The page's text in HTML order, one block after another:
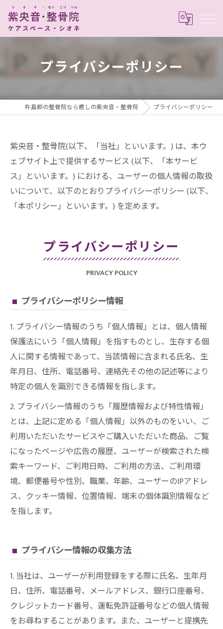
プライバシーポリシー
杵島郡の整骨院なら癒しの紫央音・整骨院 プライバシーポリシー
紫央音・整骨院(以下、「当社」といいます。) は、本ウ
ェブサイト上で提供するサービス (以下、「本サービ
ス」といいます。) における、ユーザーの個人情報の取扱
いについて、以下のとおりプライバシーポリシー (以下、
「本ポリシー」といいます。) を定めます。
プライバシーポリシー
PRIVACY POLICY
プライバシーポリシー情報
1. プライバシー情報のうち「個人情報」とは、個人情報
保護法にいう「個人情報」を指すものとし、生存する個
人に関する情報であって、当該情報に含まれる氏名、生
年月日、住所、電話番号、連絡先その他の記述等により
特定の個人を識別できる情報を指します。
2. プライバシー情報のうち「履歴情報および特性情報」
とは、上記に定める「個人情報」以外のものをいい、ご
利用いただいたサービスやご購入いただいた商品、ご覧
になったページや広告の履歴、ユーザーが検索された検
索キーワード、ご利用日時、ご利用の方法、ご利用環
境、郵便番号や性別、職業、年齢、ユーザーのIPアドレ
ス、クッキー情報、位置情報、端末の個体識別情報など
を指します。
プライバシー情報の収集方法
1. 当社は、ユーザーが利用登録をする際に氏名、生年月
日、住所、電話番号、メールアドレス、銀行口座番号、
クレジットカード番号、運転免許証番号などの個人情報
をお尋ねすることがあります。また、ユーザーと提携先